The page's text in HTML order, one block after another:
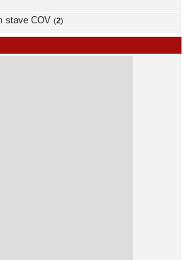
stave COV (2)